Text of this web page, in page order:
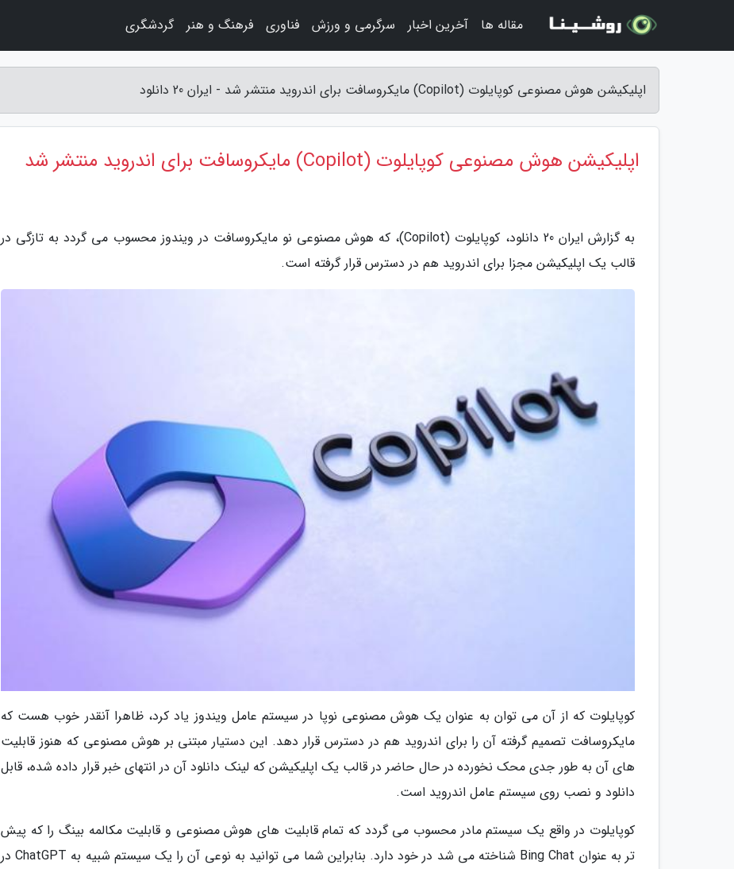
اپلیکیشن هوش مصنوعی کوپایلوت (Copilot) مایکروسافت برای اندروید منتشر شد - ایران 20 دانلود
اپلیکیشن هوش مصنوعی کوپایلوت (Copilot) مایکروسافت برای اندروید منتشر شد
به گزارش ایران 20 دانلود، کوپایلوت (Copilot)، که هوش مصنوعی نو مایکروسافت در ویندوز محسوب می گردد به تازگی در
قالب یک اپلیکیشن مجزا برای اندروید هم در دسترس قرار گرفته است.
کوپایلوت که از آن می توان به عنوان یک هوش مصنوعی نوپا در سیستم عامل ویندوز یاد کرد، ظاهرا آنقدر خوب هست که
مایکروسافت تصمیم گرفته آن را برای اندروید هم در دسترس قرار دهد. این دستیار مبتنی بر هوش مصنوعی که هنوز قابلیت
های آن به طور جدی محک نخورده در حال حاضر در قالب یک اپلیکیشن که لینک دانلود آن در انتهای خبر قرار داده شده، قابل
دانلود و نصب روی سیستم عامل اندروید است.
کوپایلوت در واقع یک سیستم مادر محسوب می گردد که تمام قابلیت های هوش مصنوعی و قابلیت مکالمه بینگ را که پیش
تر به عنوان Bing Chat شناخته می شد در خود دارد. بنابراین شما می توانید به نوعی آن را یک سیستم شبیه به ChatGPT در
مقاله ها آخرین اخبار سرگرمی و ورزش فناوری فرهنگ و هنر گردشگری